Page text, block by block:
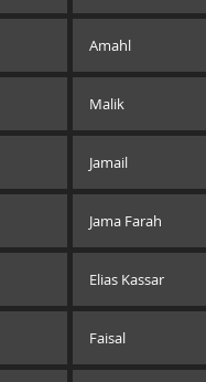
Amahl
Malik
Jamail
Jama Farah
Elias Kassar
Faisal